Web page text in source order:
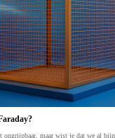
maar wist je dat we al